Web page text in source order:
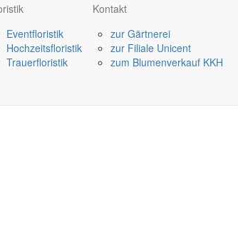
Eventfloristik
Hochzeitsfloristik
Trauerfloristik
Kontakt
zur Gärtnerei
zur Filiale Unicent
zum Blumenverkauf KKH